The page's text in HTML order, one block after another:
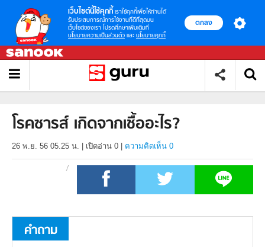
เว็บไซต์นี้ใช้คุกกี้ เราใช้คุกกี้เพื่อให้ท่านได้
รับประสบการณ์การใช้งานที่ดีที่สุดบน
เว็บไซต์ของเรา โปรดศึกษาเพิ่มเติมที่
นโยบายความเป็นส่วนตัว และ นโยบายคุกกี้
ตกลง
โรคซารส์ เกิดจากเชื้ออะไร?
26 พ.ย. 56 05.25 น. เปิดอ่าน 0 ความคิดเห็น 0
คำถาม